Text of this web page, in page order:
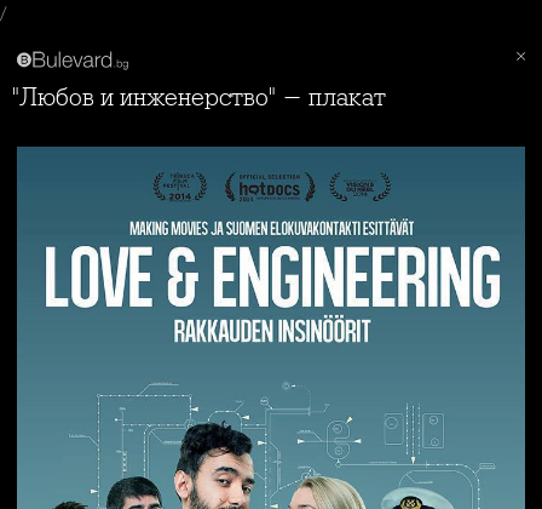
/
"Любов и инженерство" - плакат